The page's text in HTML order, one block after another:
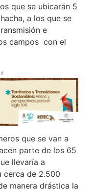
que se ubicarán 5
a los que se
e
campos con el
que se van a
parte de los 65
llevaría a
cerca de 2.500
manera drástica la